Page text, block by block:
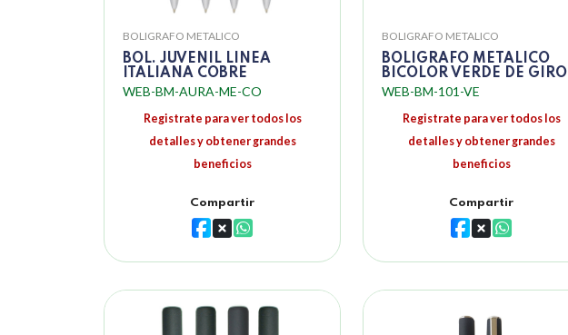
BOLIGRAFO METALICO
BOL. JUVENIL LINEA
ITALIANA COBRE
WEB-BM-AURA-ME-CO
Registrate para ver todos los
detalles y obtener grandes
beneficios
Compartir
BOLIGRAFO METALICO
BOLIGRAFO METALICO
BICOLOR VERDE DE GIRO
WEB-BM-101-VE
Registrate para ver todos los
detalles y obtener grandes
beneficios
Compartir